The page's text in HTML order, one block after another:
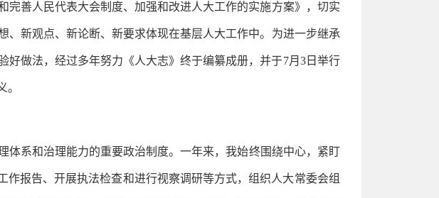
善人民代表大会制度、加强和改进人大工作的实施方案》，切实
新观点、新论断、新要求体现在基层人大工作中。为进一步继承
做法，经过多年努力《人大志》终于编纂成册，并于7月3日举行
。
系和治理能力的重要政治制度。一年来，我始终围绕中心，紧盯
报告、开展执法检查和进行视察调研等方式，组织人大常委会组